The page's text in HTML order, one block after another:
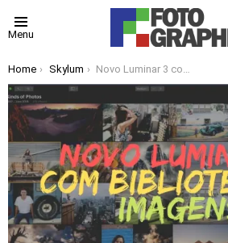
Menu
You are here:
Home Skylum Novo Luminar 3 com biblioteca de imagens